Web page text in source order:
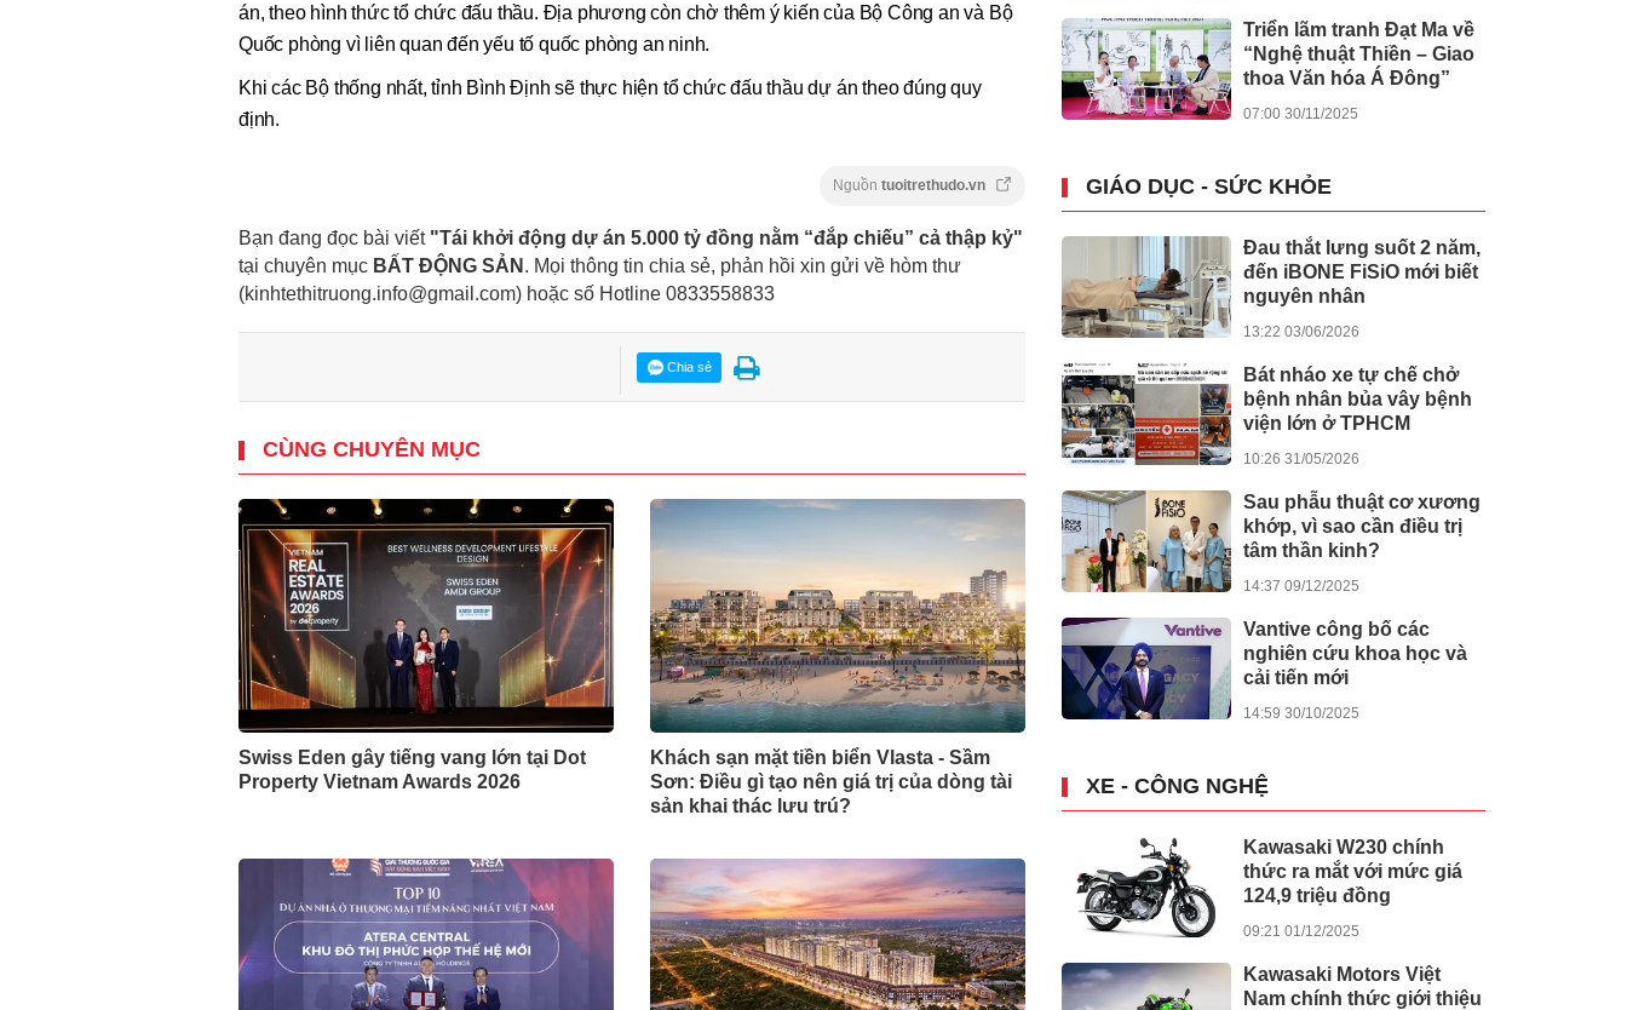
án, theo hình thức tổ chức đấu thầu. Địa phương còn chờ thêm ý kiến của Bộ Công an và Bộ
Quốc phòng vì liên quan đến yếu tố quốc phòng an ninh.
Khi các Bộ thống nhất, tỉnh Bình Định sẽ thực hiện tổ chức đấu thầu dự án theo đúng quy
định.
Nguồn tuoitrethudo.vn
Bạn đang đọc bài viết "Tái khởi động dự án 5.000 tỷ đồng nằm “đắp chiếu” cả thập kỷ"
tại chuyên mục BẤT ĐỘNG SẢN . Mọi thông tin chia sẻ, phản hồi xin gửi về hòm thư
(kinhtethitruong.info@gmail.com) hoặc số Hotline 0833558833
Chia sẻ
CÙNG CHUYÊN MỤC
Swiss Eden gây tiếng vang lớn tại Dot
Property Vietnam Awards 2026
Khách sạn mặt tiền biển Vlasta - Sầm
Sơn: Điều gì tạo nên giá trị của dòng tài
sản khai thác lưu trú?
Triển lãm tranh Đạt Ma về
“Nghệ thuật Thiền – Giao
thoa Văn hóa Á Đông”
07:00 30/11/2025
GIÁO DỤC - SỨC KHỎE
Đau thắt lưng suốt 2 năm,
đến iBONE FiSiO mới biết
nguyên nhân
13:22 03/06/2026
Bát nháo xe tự chế chở
bệnh nhân bủa vây bệnh
viện lớn ở TPHCM
10:26 31/05/2026
Sau phẫu thuật cơ xương
khớp, vì sao cần điều trị
tâm thần kinh?
14:37 09/12/2025
Vantive công bố các
nghiên cứu khoa học và
cải tiến mới
14:59 30/10/2025
XE - CÔNG NGHỆ
Kawasaki W230 chính
thức ra mắt với mức giá
124,9 triệu đồng
09:21 01/12/2025
Kawasaki Motors Việt
Nam chính thức giới thiệu